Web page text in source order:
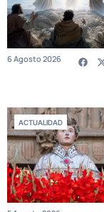
6 Agosto 2026
ACTUALIDAD